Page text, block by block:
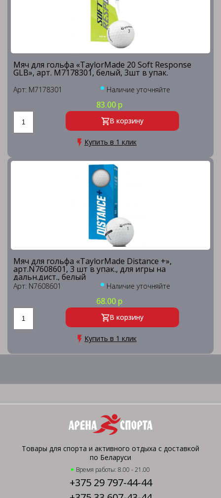
Мяч для гольфа «TaylorMade 20 Soft Response
GLB», арт. M7178301, белый, 3шт в упак.
Арт: M7178301 Наличие уточняйте
83.00 р
В корзину
Купить в 1 клик
Мяч для гольфа «TaylorMade Distance +»,
арт.N7608601, 3 шт в упак., для игры на
дальн.дист., белый
Арт: N7608601 Наличие уточняйте
68.00 р
В корзину
Купить в 1 клик
Товары для спорта и активного отдыха с доставкой
по Беларуси
Время работы: 8.00 - 21.00
+375 29 797-44-44